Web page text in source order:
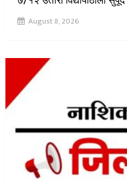
August 8, 2026